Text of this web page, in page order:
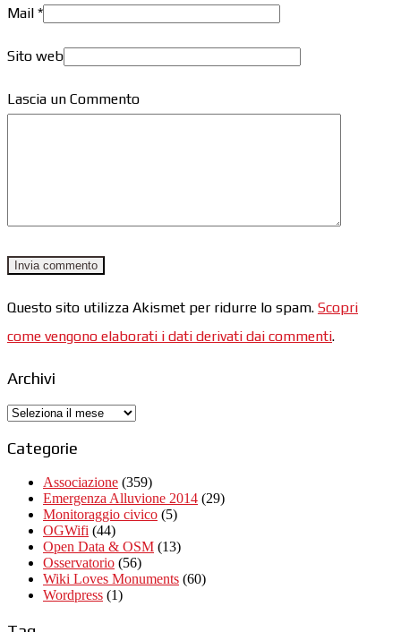
Mail *
Sito web
Lascia un Commento
Questo sito utilizza Akismet per ridurre lo spam. Scopri
come vengono elaborati i dati derivati dai commenti.
Archivi
Archivi
Categorie
Associazione (359)
Emergenza Alluvione 2014 (29)
Monitoraggio civico (5)
OGWifi (44)
Open Data & OSM (13)
Osservatorio (56)
Wiki Loves Monuments (60)
Wordpress (1)